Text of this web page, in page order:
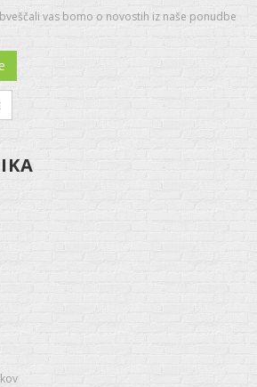
vas bomo o novostih iz naše ponudbe